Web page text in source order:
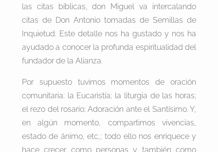
las citas bíblicas, don Miguel va intercalando
citas de Don Antonio tomadas de Semillas de
Inquietud. Este detalle nos ha gustado y nos ha
ayudado a conocer la profunda espiritualidad del
fundador de la Alianza.
Por supuesto tuvimos momentos de oración
comunitaria: la Eucaristía; la liturgia de las horas;
el rezo del rosario; Adoración ante el Santísimo. Y,
en algún momento, compartimos vivencias,
estado de ánimo, etc,; todo ello nos enriquece y
hace crecer como personas y también como